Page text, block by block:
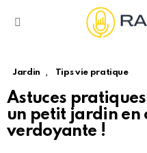
Jardin , Tips vie pratique
Astuces
un petit jardin en
verdoyante !